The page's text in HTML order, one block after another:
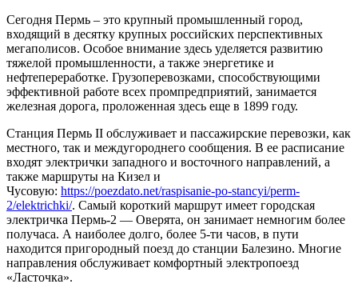
Сегодня Пермь – это крупный промышленный город,
входящий в десятку крупных российских перспективных
мегаполисов. Особое внимание здесь уделяется развитию
тяжелой промышленности, а также энергетике и
нефтепереработке. Грузоперевозками, способствующими
эффективной работе всех промпредприятий, занимается
железная дорога, проложенная здесь еще в 1899 году.
Станция Пермь II обслуживает и пассажирские перевозки, как
местного, так и междугороднего сообщения. В ее расписание
входят электрички западного и восточного направлений, а
также маршруты на Кизел и
Чусовую: https://poezdato.net/raspisanie-po-stancyi/perm-
2/elektrichki/. Самый короткий маршрут имеет городская
электричка Пермь-2 — Оверята, он занимает немногим более
получаса. А наиболее долго, более 5-ти часов, в пути
находится пригородный поезд до станции Балезино. Многие
направления обслуживает комфортный электропоезд
«Ласточка».